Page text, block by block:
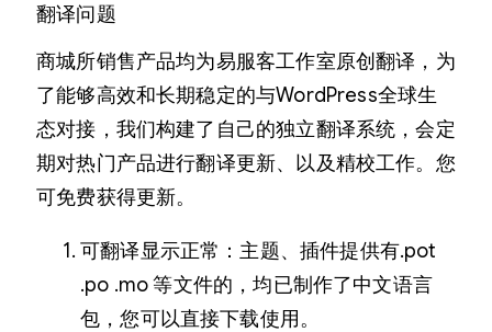
翻译问题
商城所销售产品均为易服客工作室原创翻译，为
了能够高效和长期稳定的与WordPress全球生
态对接，我们构建了自己的独立翻译系统，会定
期对热门产品进行翻译更新、以及精校工作。您
可免费获得更新。
可翻译显示正常：主题、插件提供有.pot
.po .mo 等文件的，均已制作了中文语言
包，您可以直接下载使用。